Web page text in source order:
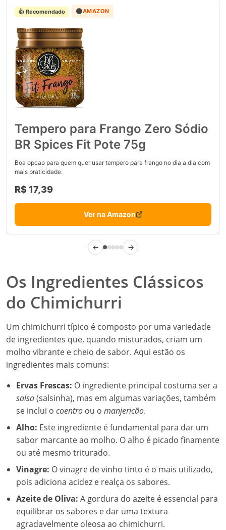
👍 Recomendado 🟠AMAZON
Tempero para Frango Zero Sódio
BR Spices Fit Pote 75g
Boa opcao para quem quer usar tempero para frango no dia a dia com
mais praticidade.
R$ 17,39
Ver na Amazon
← →
Os Ingredientes Clássicos
do Chimichurri
Um chimichurri típico é composto por uma variedade
de ingredientes que, quando misturados, criam um
molho vibrante e cheio de sabor. Aqui estão os
ingredientes mais comuns:
Ervas Frescas: O ingrediente principal costuma ser a
salsa(salsinha), mas em algumas variações, também
se inclui o coentro ou o manjericão.
Alho: Este ingrediente é fundamental para dar um
sabor marcante ao molho. O alho é picado finamente
ou até mesmo triturado.
Vinagre: O vinagre de vinho tinto é o mais utilizado,
pois adiciona acidez e realça os sabores.
Azeite de Oliva: A gordura do azeite é essencial para
equilibrar os sabores e dar uma textura
agradavelmente oleosa ao chimichurri.